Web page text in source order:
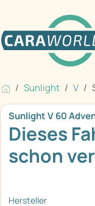
Sunlight V
Sunlight V 60
Dieses
schon
Hersteller